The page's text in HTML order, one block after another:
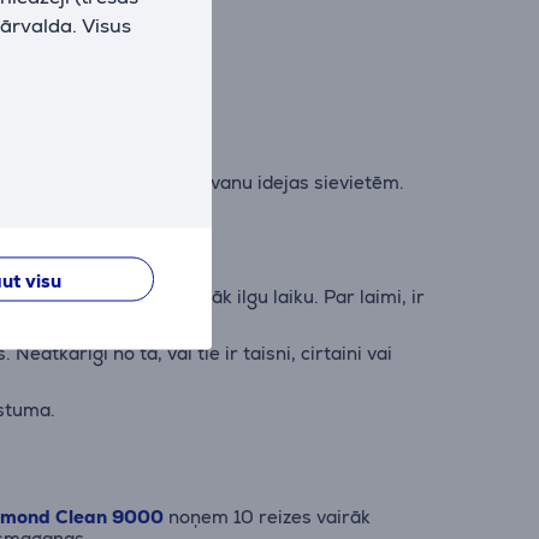
Visus
visu
vilties. Lūk, dažas dāvanu idejas sievietēm.
vai tas prasa pārāk ilgu laiku. Par laimi, ir
Neatkarīgi no tā, vai tie ir taisni, cirtaini vai
Clean 9000 noņem 10 reizes vairāk